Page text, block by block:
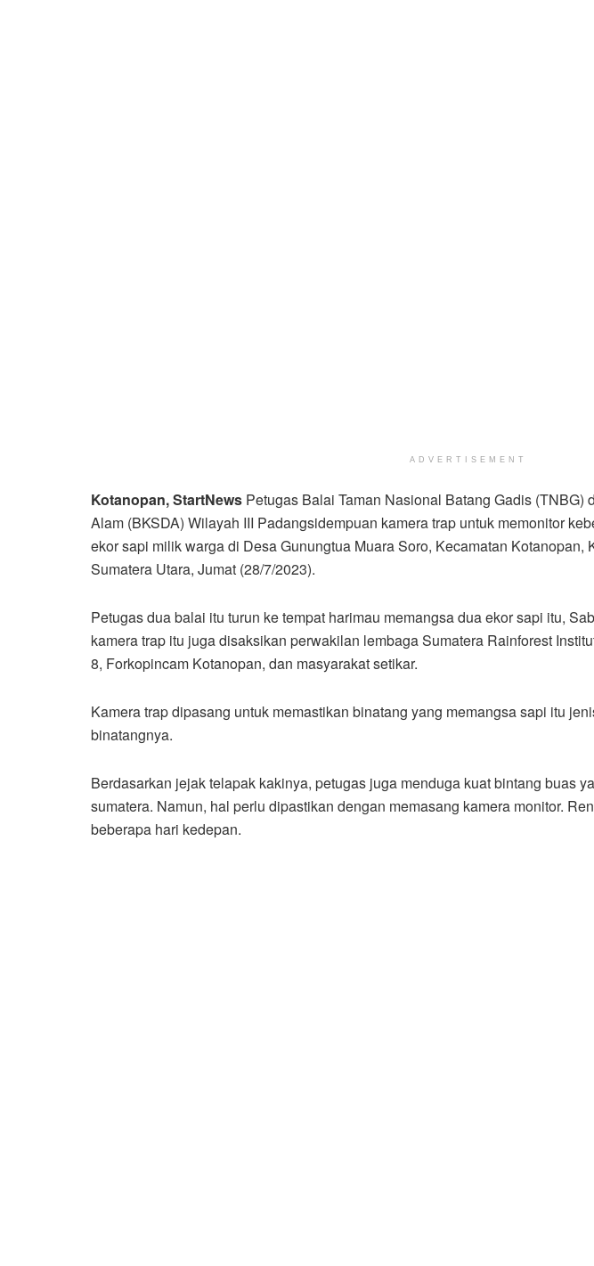
ADVERTISEMENT
Kotanopan, StartNews Petugas Balai Taman Nasional Batang Gadis
Alam (BKSDA) Wilayah III Padangsidempuan kamera trap untuk memonitor
ekor sapi milik warga di Desa Gunungtua Muara Soro, Kecamatan Kotanopan,
Sumatera Utara, Jumat (28/7/2023).
Petugas dua balai itu turun ke tempat harimau memangsa dua ekor sapi itu,
kamera trap itu juga disaksikan perwakilan lembaga Sumatera Rainforest
8, Forkopincam Kotanopan, dan masyarakat setikar.
Kamera trap dipasang untuk memastikan binatang yang memangsa sapi itu
binatangnya.
Berdasarkan jejak telapak kakinya, petugas juga menduga kuat bintang buas
sumatera. Namun, hal perlu dipastikan dengan memasang kamera monitor.
beberapa hari kedepan.